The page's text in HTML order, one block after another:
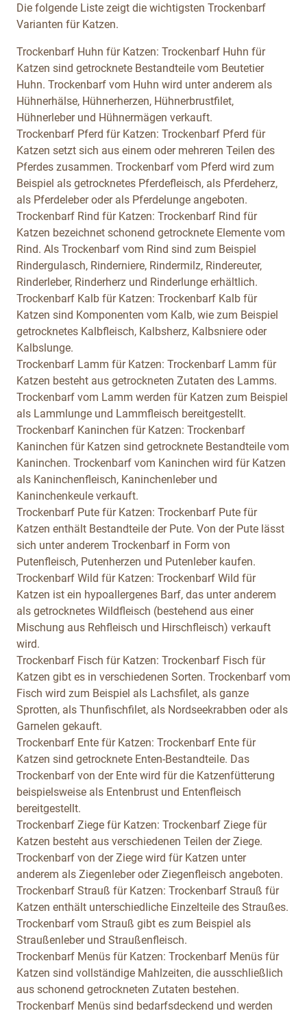
Die folgende Liste zeigt die wichtigsten Trockenbarf
Varianten für Katzen.
Trockenbarf Huhn für Katzen: Trockenbarf Huhn für
Katzen sind getrocknete Bestandteile vom Beutetier
Huhn. Trockenbarf vom Huhn wird unter anderem als
Hühnerhälse, Hühnerherzen, Hühnerbrustfilet,
Hühnerleber und Hühnermägen verkauft.
Trockenbarf Pferd für Katzen: Trockenbarf Pferd für
Katzen setzt sich aus einem oder mehreren Teilen des
Pferdes zusammen. Trockenbarf vom Pferd wird zum
Beispiel als getrocknetes Pferdefleisch, als Pferdeherz,
als Pferdeleber oder als Pferdelunge angeboten.
Trockenbarf Rind für Katzen: Trockenbarf Rind für
Katzen bezeichnet schonend getrocknete Elemente vom
Rind. Als Trockenbarf vom Rind sind zum Beispiel
Rindergulasch, Rinderniere, Rindermilz, Rindereuter,
Rinderleber, Rinderherz und Rinderlunge erhältlich.
Trockenbarf Kalb für Katzen: Trockenbarf Kalb für
Katzen sind Komponenten vom Kalb, wie zum Beispiel
getrocknetes Kalbfleisch, Kalbsherz, Kalbsniere oder
Kalbslunge.
Trockenbarf Lamm für Katzen: Trockenbarf Lamm für
Katzen besteht aus getrockneten Zutaten des Lamms.
Trockenbarf vom Lamm werden für Katzen zum Beispiel
als Lammlunge und Lammfleisch bereitgestellt.
Trockenbarf Kaninchen für Katzen: Trockenbarf
Kaninchen für Katzen sind getrocknete Bestandteile vom
Kaninchen. Trockenbarf vom Kaninchen wird für Katzen
als Kaninchenfleisch, Kaninchenleber und
Kaninchenkeule verkauft.
Trockenbarf Pute für Katzen: Trockenbarf Pute für
Katzen enthält Bestandteile der Pute. Von der Pute lässt
sich unter anderem Trockenbarf in Form von
Putenfleisch, Putenherzen und Putenleber kaufen.
Trockenbarf Wild für Katzen: Trockenbarf Wild für
Katzen ist ein hypoallergenes Barf, das unter anderem
als getrocknetes Wildfleisch (bestehend aus einer
Mischung aus Rehfleisch und Hirschfleisch) verkauft
wird.
Trockenbarf Fisch für Katzen: Trockenbarf Fisch für
Katzen gibt es in verschiedenen Sorten. Trockenbarf vom
Fisch wird zum Beispiel als Lachsfilet, als ganze
Sprotten, als Thunfischfilet, als Nordseekrabben oder als
Garnelen gekauft.
Trockenbarf Ente für Katzen: Trockenbarf Ente für
Katzen sind getrocknete Enten-Bestandteile. Das
Trockenbarf von der Ente wird für die Katzenfütterung
beispielsweise als Entenbrust und Entenfleisch
bereitgestellt.
Trockenbarf Ziege für Katzen: Trockenbarf Ziege für
Katzen besteht aus verschiedenen Teilen der Ziege.
Trockenbarf von der Ziege wird für Katzen unter
anderem als Ziegenleber oder Ziegenfleisch angeboten.
Trockenbarf Strauß für Katzen: Trockenbarf Strauß für
Katzen enthält unterschiedliche Einzelteile des Straußes.
Trockenbarf vom Strauß gibt es zum Beispiel als
Straußenleber und Straußenfleisch.
Trockenbarf Menüs für Katzen: Trockenbarf Menüs für
Katzen sind vollständige Mahlzeiten, die ausschließlich
aus schonend getrockneten Zutaten bestehen.
Trockenbarf Menüs sind bedarfsdeckend und werden